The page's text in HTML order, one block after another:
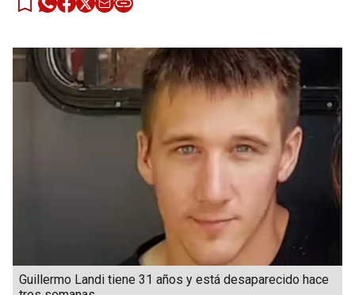
Guillermo Landi tiene 31 años y está desaparecido hace